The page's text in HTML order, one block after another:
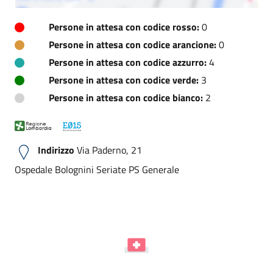
Persone in attesa con codice rosso:0
Persone in attesa con codice arancione:0
Persone in attesa con codice azzurro:4
Persone in attesa con codice verde: 3
Persone in attesa con codice bianco: 2
Indirizzo Via Paderno, 21
Ospedale Bolognini Seriate PS Generale